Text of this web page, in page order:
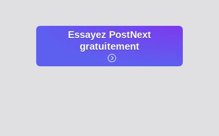
Essayez PostNext
gratuitement